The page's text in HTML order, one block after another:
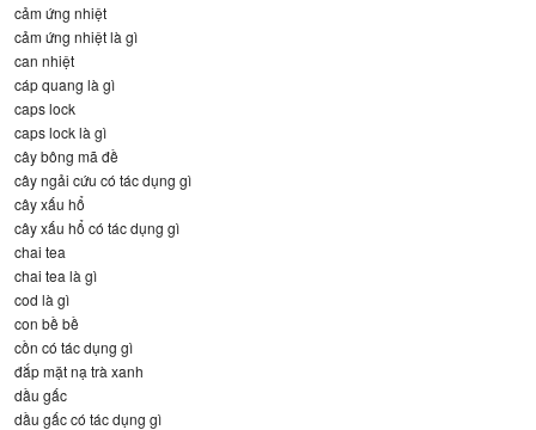
cảm ứng nhiệt
cảm ứng nhiệt là gì
can nhiệt
cáp quang là gì
caps lock
caps lock là gì
cây bông mã đề
cây ngải cứu có tác dụng gì
cây xấu hổ
cây xấu hổ có tác dụng gì
chai tea
chai tea là gì
cod là gì
con bề bề
cồn có tác dụng gì
đắp mặt nạ trà xanh
dầu gấc
dầu gấc có tác dụng gì